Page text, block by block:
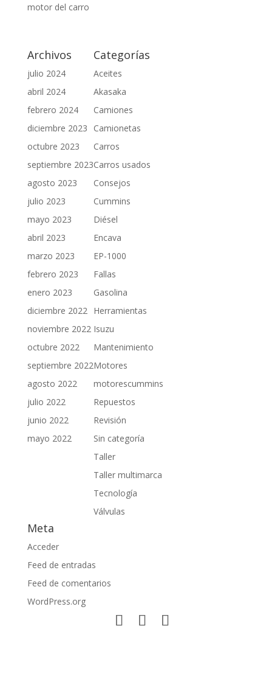
motor del carro
Archivos
julio 2024
abril 2024
febrero 2024
diciembre 2023
octubre 2023
septiembre 2023
agosto 2023
julio 2023
mayo 2023
abril 2023
marzo 2023
febrero 2023
enero 2023
diciembre 2022
noviembre 2022
octubre 2022
septiembre 2022
agosto 2022
julio 2022
junio 2022
mayo 2022
Categorías
Aceites
Akasaka
Camiones
Camionetas
Carros
Carros usados
Consejos
Cummins
Diésel
Encava
EP-1000
Fallas
Gasolina
Herramientas
Isuzu
Mantenimiento
Motores
motorescummins
Repuestos
Revisión
Sin categoría
Taller
Taller multimarca
Tecnología
Válvulas
Meta
Acceder
Feed de entradas
Feed de comentarios
WordPress.org